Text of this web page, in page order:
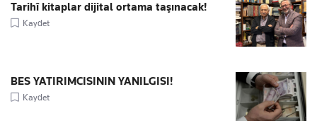
Tarihî kitaplar dijital ortama taşınacak!
Kaydet
BES YATIRIMCISININ YANILGISI!
Kaydet